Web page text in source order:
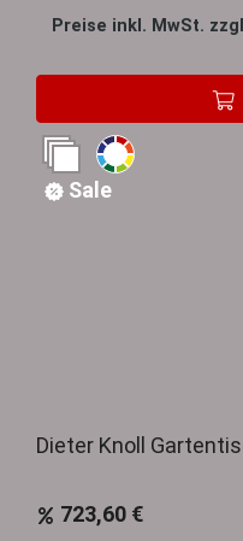
Preise inkl. MwSt.
Sale
Dieter Knoll
723,60 €